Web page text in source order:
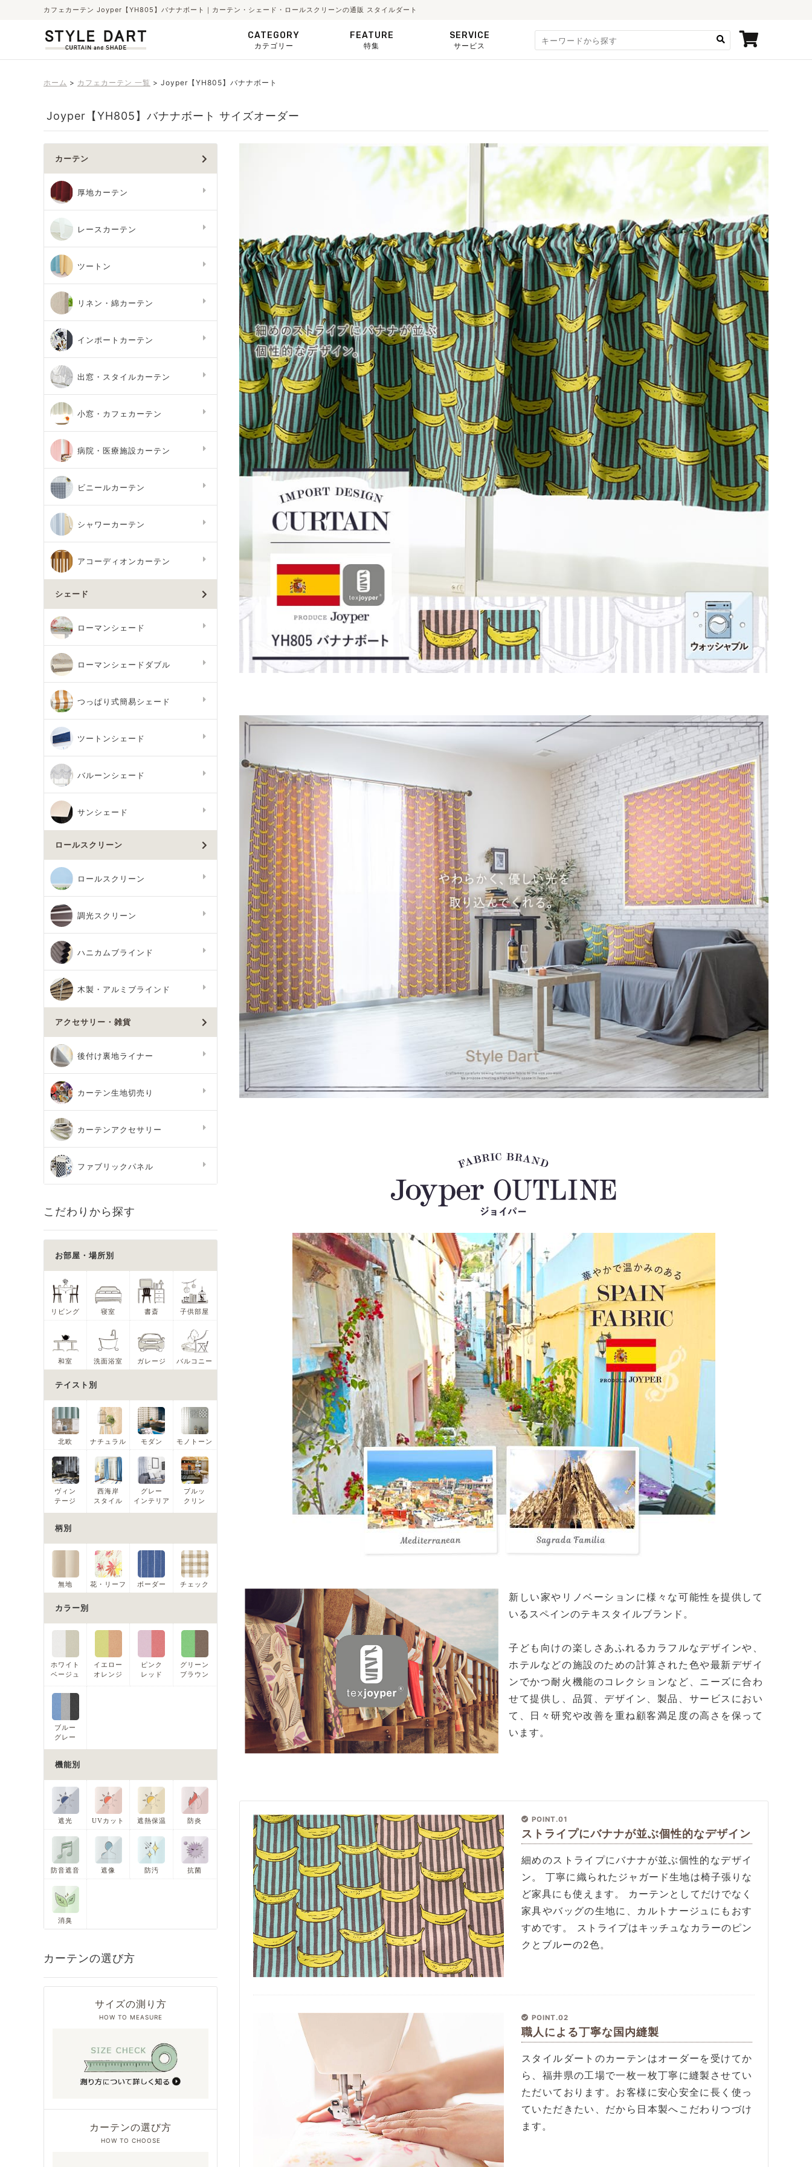
カフェカーテン Joyper【YH805】バナナボート｜カーテン・シェード・ロールスクリーンの通販 スタイルダート
CATEGORY
カテゴリー
FEATURE
特集
SERVICE
サービス
ホーム カフェカーテン 一覧 Joyper【YH805】バナナボート
Joyper【YH805】バナナボート サイズオーダー
新しい家やリノベーションに様々な可能性を提供して
いるスペインのテキスタイルブランド。
子ども向けの楽しさあふれるカラフルなデザインや、
ホテルなどの施設のための計算された色や最新デザイ
ンでかつ耐火機能のコレクションなど、ニーズに合わ
せて提供し、品質、デザイン、製品、サービスにおい
て、日々研究や改善を重ね顧客満足度の高さを保って
います。
POINT.01
ストライプにバナナが並ぶ個性的なデザイン
細めのストライプにバナナが並ぶ個性的なデザイ
ン。 丁寧に織られたジャガード生地は椅子張りな
ど家具にも使えます。 カーテンとしてだけでなく
家具やバッグの生地に、カルトナージュにもおす
すめです。 ストライプはキッチュなカラーのピン
クとブルーの2色。
POINT.02
職人による丁寧な国内縫製
スタイルダートのカーテンはオーダーを受けてか
ら、福井県の工場で一枚一枚丁寧に縫製させてい
ただいております。お客様に安心安全に長く使っ
ていただきたい、だから日本製へこだわりつづけ
ます。
カーテン
厚地カーテン
レースカーテン
ツートン
リネン・綿カーテン
インポートカーテン
出窓・スタイルカーテン
小窓・カフェカーテン
病院・医療施設カーテン
ビニールカーテン
シャワーカーテン
アコーディオンカーテン
シェード
ローマンシェード
ローマンシェードダブル
つっぱり式簡易シェード
ツートンシェード
バルーンシェード
サンシェード
ロールスクリーン
ロールスクリーン
調光スクリーン
ハニカムブラインド
木製・アルミブラインド
アクセサリー・雑貨
後付け裏地ライナー
カーテン生地切売り
カーテンアクセサリー
ファブリックパネル
こだわりから探す
お部屋・場所別
リビング 寝室 書斎 子供部屋
和室 洗面浴室 ガレージ バルコニー
テイスト別
北欧 ナチュラル モダン モノトーン
ヴィン
テージ
西海岸
スタイル
グレー
インテリア
ブルッ
クリン
柄別
無地 花・リーフ ボーダー チェック
カラー別
ホワイト
ベージュ
イエロー
オレンジ
ピンク
レッド
グリーン
ブラウン
ブルー
グレー
機能別
遮光 UVカット 遮熱保温 防炎
防音遮音 遮像 防汚 抗菌
消臭
カーテンの選び方
サイズの測り方
HOW TO MEASURE
カーテンの選び方
HOW TO CHOOSE